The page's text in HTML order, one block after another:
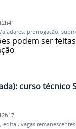
, prorrogação,
podem ser
curso técnico
, edital, vagas